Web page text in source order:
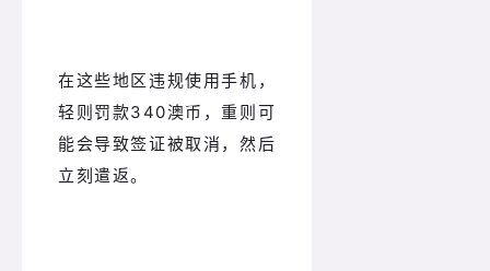
在这些地区违规使用手机，
轻则罚款340澳币，重则可
能会导致签证被取消，然后
立刻遣返。